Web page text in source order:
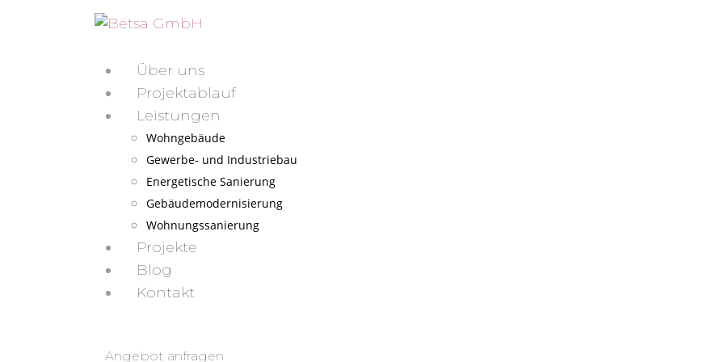
Über uns
Projektablauf
Leistungen
Wohngebäude
Gewerbe- und Industriebau
Energetische Sanierung
Gebäudemodernisierung
Wohnungssanierung
Projekte
Blog
Kontakt
Angebot anfragen